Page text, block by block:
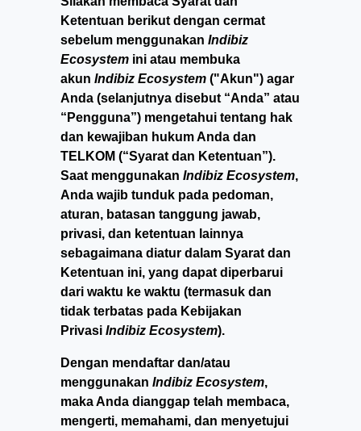
Ketentuan berikut dengan cermat
sebelum menggunakan Indibiz
Ecosystem ini atau membuka
akun Indibiz Ecosystem ("Akun") agar
Anda (selanjutnya disebut “Anda” atau
“Pengguna”) mengetahui tentang hak
dan kewajiban hukum Anda dan
TELKOM (“Syarat dan Ketentuan”).
Saat menggunakan Indibiz Ecosystem,
Anda wajib tunduk pada pedoman,
aturan, batasan tanggung jawab,
privasi, dan ketentuan lainnya
sebagaimana diatur dalam Syarat dan
Ketentuan ini, yang dapat diperbarui
dari waktu ke waktu (termasuk dan
tidak terbatas pada Kebijakan
Privasi Indibiz Ecosystem).
Dengan mendaftar dan/atau
menggunakan Indibiz Ecosystem,
maka Anda dianggap telah membaca,
mengerti, memahami, dan menyetujui